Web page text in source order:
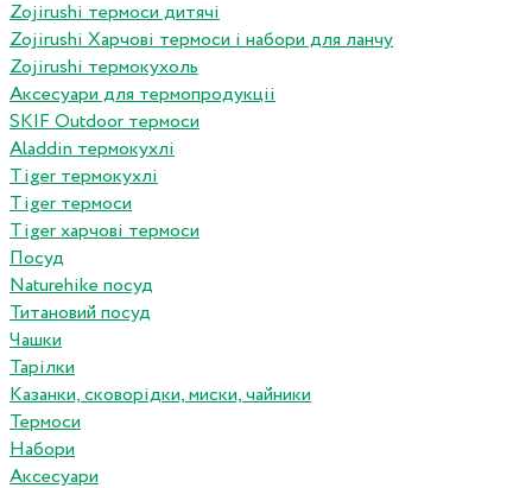
Zojirushi термоси дитячі
Zojirushi Харчові термоси і набори для ланчу
Zojirushi термокухоль
Аксесуари для термопродукціі
SKIF Outdoor термоси
Aladdin термокухлі
Tiger термокухлі
Tiger термоси
Tiger харчові термоси
Посуд
Naturehike посуд
Титановий посуд
Чашки
Тарілки
Казанки, сковорідки, миски, чайники
Термоси
Набори
Аксесуари